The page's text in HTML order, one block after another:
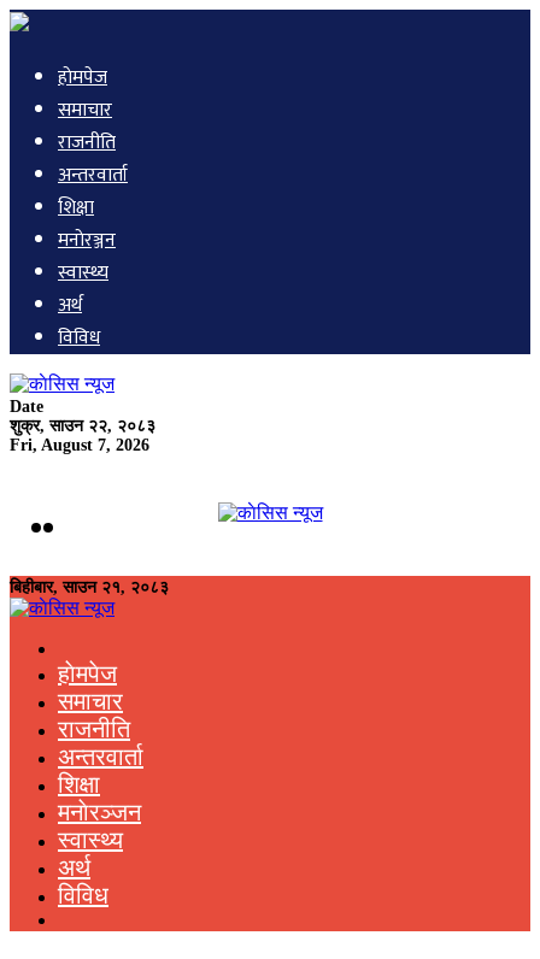
हाेमपेज
समाचार
राजनीति
अन्तरवार्ता
शिक्षा
मनाेरञ्जन
स्वास्थ्य
अर्थ
विविध
Date
शुक्र, साउन २२, २०८३
Fri, August 7, 2026
बिहीबार, साउन २१, २०८३
हाेमपेज
समाचार
राजनीति
अन्तरवार्ता
शिक्षा
मनाेरञ्जन
स्वास्थ्य
अर्थ
विविध